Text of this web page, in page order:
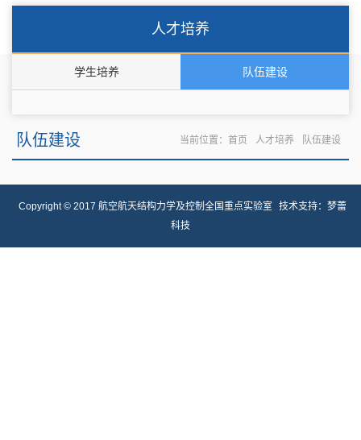
人才培养
学生培养 队伍建设
队伍建设 当前位置： 首页 人才培养 队伍建设
Copyright © 2017 航空航天结构力学及控制全国重点实验室 技术支持： 梦蕾
科技